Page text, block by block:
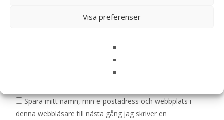
Visa preferenser
Spara mitt namn, min e-postadress och webbplats i
denna webbläsare till nästa gång jag skriver en